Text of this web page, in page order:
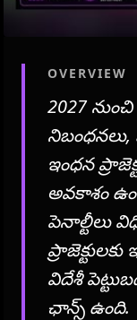
OVERVIEW
2027
ఇంధన
అవకాశం
పెనాల్టీలు
విదేశీ
ఛాన్స్ ఉంది.